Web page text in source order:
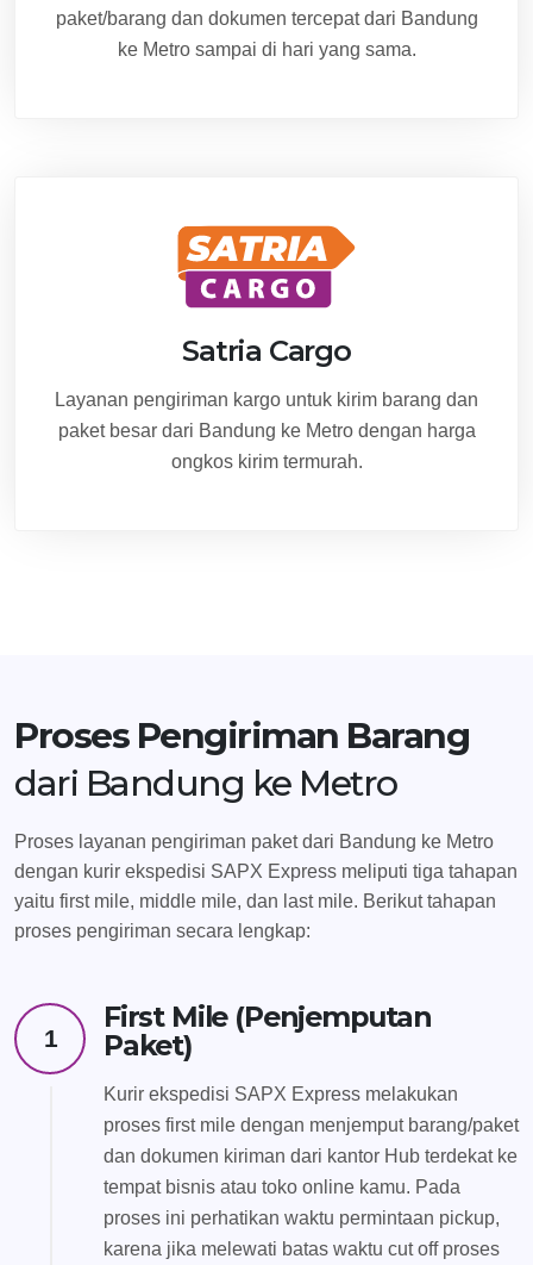
paket/barang dan dokumen tercepat dari Bandung
ke Metro sampai di hari yang sama.
Satria Cargo
Layanan pengiriman kargo untuk kirim barang dan
paket besar dari Bandung ke Metro dengan harga
ongkos kirim termurah.
Proses Pengiriman Barang
dari Bandung ke Metro
Proses layanan pengiriman paket dari Bandung ke Metro
dengan kurir ekspedisi SAPX Express meliputi tiga tahapan
yaitu first mile, middle mile, dan last mile. Berikut tahapan
proses pengiriman secara lengkap:
1
First Mile (Penjemputan
Paket)
Kurir ekspedisi SAPX Express melakukan
proses first mile dengan menjemput barang/paket
dan dokumen kiriman dari kantor Hub terdekat ke
tempat bisnis atau toko online kamu. Pada
proses ini perhatikan waktu permintaan pickup,
karena jika melewati batas waktu cut off proses